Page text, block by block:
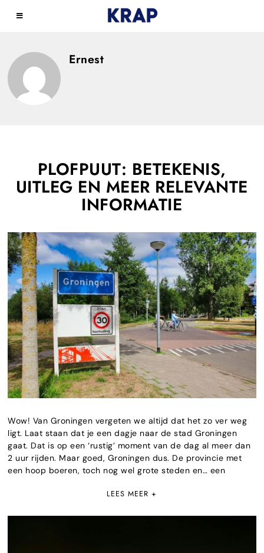
Ernest
PLOFPUUT: BETEKENIS,
UITLEG EN MEER RELEVANTE
INFORMATIE
Wow! Van Groningen vergeten we altijd dat het zo ver weg
ligt. Laat staan dat je een dagje naar de stad Groningen
gaat. Dat is op een ‘rustig’ moment van de dag al meer dan
2 uur rijden. Maar goed, Groningen dus. De provincie met
een hoop boeren, toch nog wel grote steden en… een
LEES MEER +